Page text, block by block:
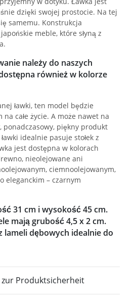
dzięki swojej prostocie. Na tej
samemu. Konstrukcja
meble, które słyną z
należy do naszych
również w kolorze
ławki, ten model będzie
na całe życie. A może nawet na
ponadczasowy, piękny produkt
idealnie pasuje stołek z
jest dostępna w kolorach
nieolejowane ani
ciemnoolejowanym,
eleganckim – czarnym
31 cm i wysokość 45 cm.
mają grubość 4,5 x 2 cm.
lameli dębowych idealnie do
zur Produktsicherheit